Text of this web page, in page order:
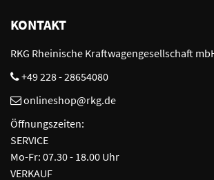
KONTAKT
RKG Rheinische Kraftwagengesellschaft
+49 228 - 28654080
onlineshop@rkg.de
Öffnungszeiten:
SERVICE
Mo-Fr: 07.30 - 18.00 Uhr
VERKAUF